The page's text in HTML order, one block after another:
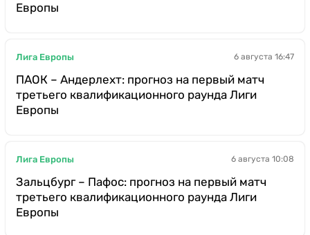
Европы
Лига Европы 6 августа 16:47
ПАОК – Андерлехт: прогноз на первый матч
третьего квалификационного раунда Лиги
Европы
Лига Европы 6 августа 10:08
Зальцбург – Пафос: прогноз на первый матч
третьего квалификационного раунда Лиги
Европы